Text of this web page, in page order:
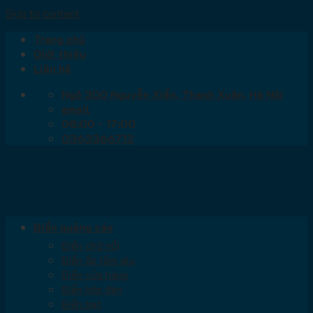
Skip to content
Trang chủ
Giới thiệu
Liên hệ
Ngõ 300 Nguyễn Xiển, Thanh Xuân, Hà Nội
email
08:00 - 17:00
0363366712
Biển quảng cáo
Biển chữ nổi
Biển ốp tấm alu
Biển cửa hàng
Biển hộp đèn
Biển bạt